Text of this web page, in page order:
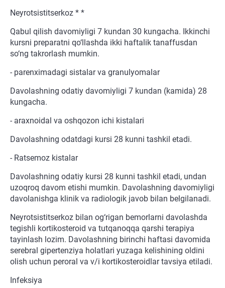
Neyrotsistitserkoz * *
Qabul qilish davomiyligi 7 kundan 30 kungacha. Ikkinchi
kursni preparatni qo‘llashda ikki haftalik tanaffusdan
so‘ng takrorlash mumkin.
- parenximadagi sistalar va granulyomalar
Davolashning odatiy davomiyligi 7 kundan (kamida) 28
kungacha.
- araxnoidal va oshqozon ichi kistalari
Davolashning odatdagi kursi 28 kunni tashkil etadi.
- Ratsemoz kistalar
Davolashning odatiy kursi 28 kunni tashkil etadi, undan
uzoqroq davom etishi mumkin. Davolashning davomiyligi
davolanishga klinik va radiologik javob bilan belgilanadi.
Neyrotsistitserkoz bilan og‘rigan bemorlarni davolashda
tegishli kortikosteroid va tutqanoqqa qarshi terapiya
tayinlash lozim. Davolashning birinchi haftasi davomida
serebral gipertenziya holatlari yuzaga kelishining oldini
olish uchun peroral va v/i kortikosteroidlar tavsiya etiladi.
Infeksiya